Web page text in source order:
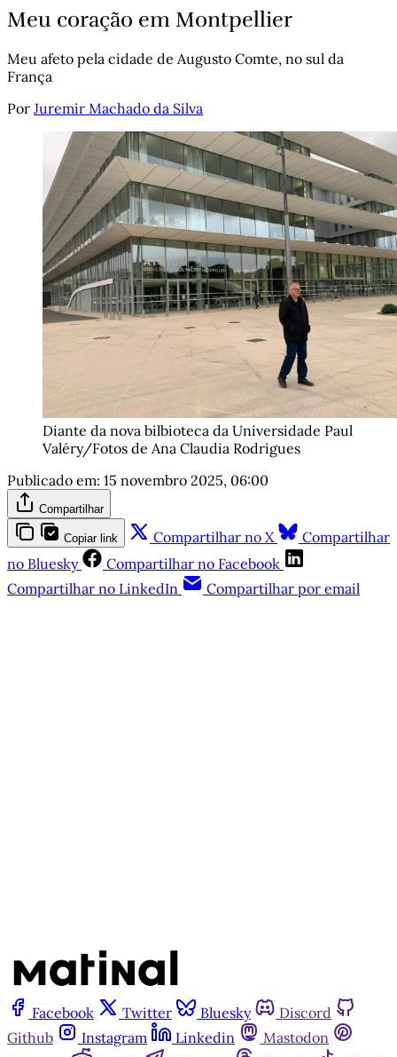
Meu coração em Montpellier
Meu afeto pela cidade de Augusto Comte, no sul da
França
Por Juremir Machado da Silva
Diante da nova bilbioteca da Universidade Paul
Valéry/Fotos de Ana Claudia Rodrigues
Publicado em: 15 novembro 2025, 06:00
Compartilhar
Copiar link Compartilhar no X
Compartilhar
no Bluesky
Compartilhar no Facebook
Compartilhar no LinkedIn
Compartilhar por email
Facebook Twitter Bluesky
Discord
Github
Instagram Linkedin
Mastodon